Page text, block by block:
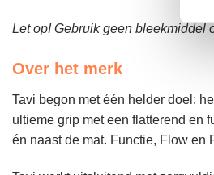
Let op! Gebruik geen bleekmiddel
Over het merk
Tavi begon met één helder doel:
ultieme grip met een flatterend en
én naast de mat. Functie, Flow en